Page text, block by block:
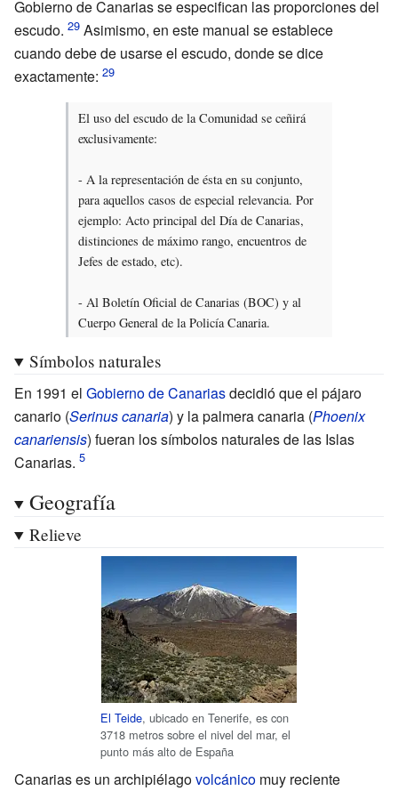
Gobierno de Canarias se especifican las proporciones del
escudo.
Asimismo, en este manual se establece
cuando debe de usarse el escudo, donde se dice
exactamente:
El uso del escudo de la Comunidad se ceñirá
exclusivamente:
- A la representación de ésta en su conjunto,
para aquellos casos de especial relevancia. Por
ejemplo: Acto principal del Día de Canarias,
distinciones de máximo rango, encuentros de
Jefes de estado, etc).
- Al Boletín Oficial de Canarias (BOC) y al
Cuerpo General de la Policía Canaria.
Símbolos naturales
En 1991 el Gobierno de Canariasdecidió que el pájaro
canario (Serinus canaria) y la palmera canaria (Phoenix
canariensis) fueran los símbolos naturales de las Islas
Canarias.
Geografía
Relieve
El Teide, ubicado en Tenerife, es con
3718 metros sobre el nivel del mar, el
punto más alto de España
Canarias es un archipiélagovolcánico muy reciente